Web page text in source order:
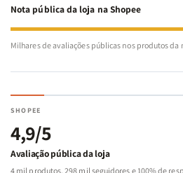
Nota pública da loja na Shopee
Milhares de avaliações públicas nos produtos da
SHOPEE
4,9/5
Avaliação pública da loja
4 mil produtos, 298 mil seguidores e 100% de